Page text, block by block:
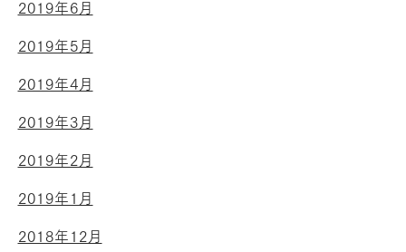
2019年6月
2019年5月
2019年4月
2019年3月
2019年2月
2019年1月
2018年12月